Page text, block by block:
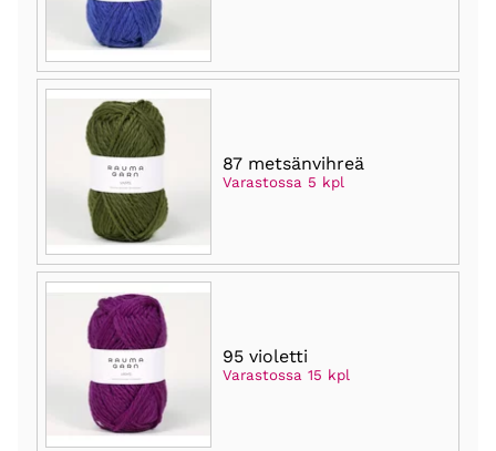
87 metsänvihreä
Varastossa 5 kpl
95 violetti
Varastossa 15 kpl